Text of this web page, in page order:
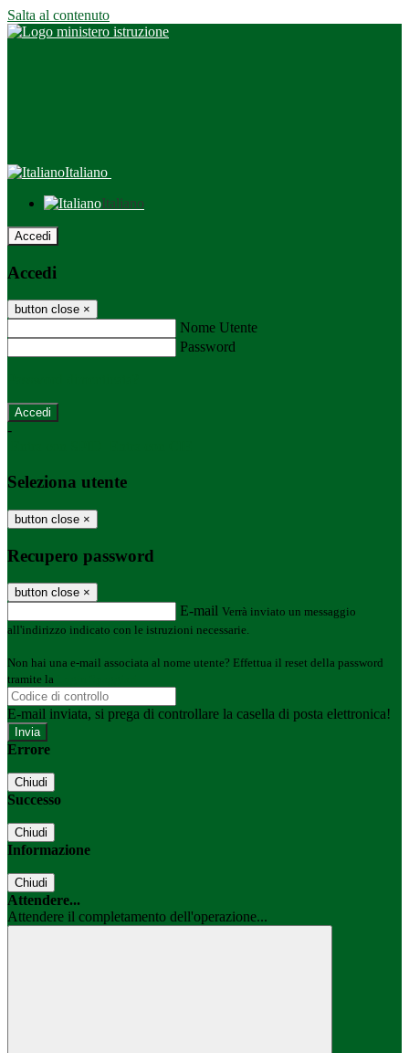
Salta al contenuto
Italiano
Italiano
Accedi
Accedi
button close ×
Nome Utente
Password
-
Seleziona utente
button close ×
Recupero password
button close ×
E-mail Verrà inviato un messaggio
all'indirizzo indicato con le istruzioni necessarie.
Non hai una e-mail associata al nome utente? Effettua il reset della password
tramite la
E-mail inviata, si prega di controllare la casella di posta elettronica!
Errore
Chiudi
Successo
Chiudi
Informazione
Chiudi
Attendere...
Attendere il completamento dell'operazione...